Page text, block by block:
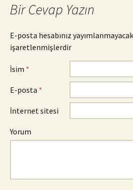
Bir Cevap Yazın
E-posta hesabınız
işaretlenmişlerdir
İsim *
E-posta *
İnternet sitesi
Yorum